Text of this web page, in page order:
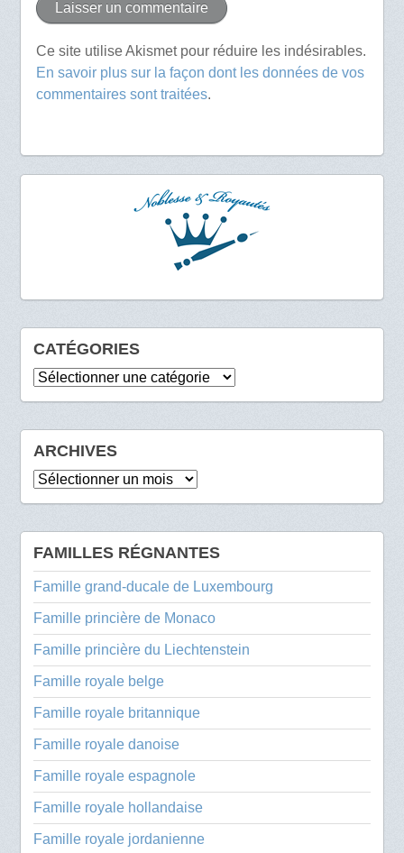
Ce site utilise Akismet pour réduire les indésirables.
En savoir plus sur la façon dont les données de vos
commentaires sont traitées.
CATÉGORIES
Catégories
ARCHIVES
Archives
FAMILLES RÉGNANTES
Famille grand-ducale de Luxembourg
Famille princière de Monaco
Famille princière du Liechtenstein
Famille royale belge
Famille royale britannique
Famille royale danoise
Famille royale espagnole
Famille royale hollandaise
Famille royale jordanienne